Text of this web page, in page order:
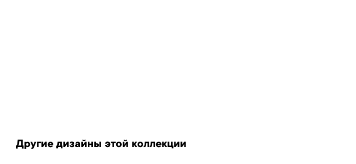
Другие дизайны этой коллекции